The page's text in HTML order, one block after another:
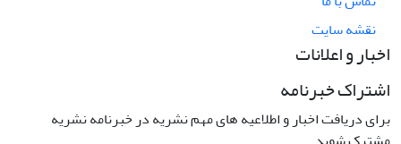
نقشه سایت
اخبار و اعلانات
اشتراک خبرنامه
برای دریافت اخبار و اطلاعیه های مهم نشریه در خبرنامه نشریه